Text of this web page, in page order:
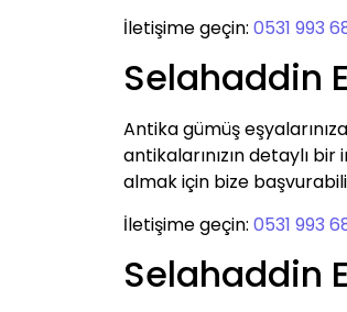
İletişime geçin: 0531 993
Selahaddin
Antika gümüş
antikalarınızın detaylı
almak için bize
İletişime geçin: 0531 993
Selahaddin